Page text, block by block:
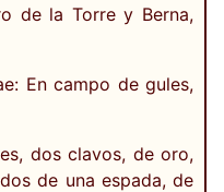
de la Torre y Berna,
En campo de gules,
dos clavos, de oro,
de una espada, de